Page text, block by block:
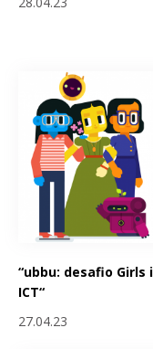
“ubbu: desafio Girls
ICT“
27.04.23